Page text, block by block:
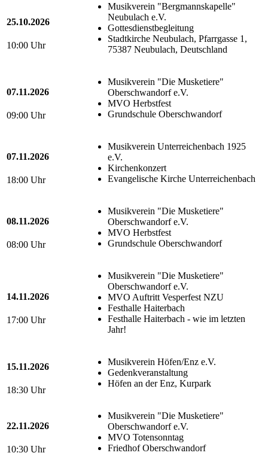
25.10.2026
10:00 Uhr
Musikverein "Bergmannskapelle"
Neubulach e.V.
Gottesdienstbegleitung
Stadtkirche Neubulach, Pfarrgasse 1,
75387 Neubulach, Deutschland
07.11.2026
09:00 Uhr
Musikverein "Die Musketiere"
Oberschwandorf e.V.
MVO Herbstfest
Grundschule Oberschwandorf
07.11.2026
18:00 Uhr
Musikverein Unterreichenbach 1925
e.V.
Kirchenkonzert
Evangelische Kirche Unterreichenbach
08.11.2026
08:00 Uhr
Musikverein "Die Musketiere"
Oberschwandorf e.V.
MVO Herbstfest
Grundschule Oberschwandorf
14.11.2026
17:00 Uhr
Musikverein "Die Musketiere"
Oberschwandorf e.V.
MVO Auftritt Vesperfest NZU
Festhalle Haiterbach
Festhalle Haiterbach - wie im letzten
Jahr!
15.11.2026
18:30 Uhr
Musikverein Höfen/Enz e.V.
Gedenkveranstaltung
Höfen an der Enz, Kurpark
22.11.2026
10:30 Uhr
Musikverein "Die Musketiere"
Oberschwandorf e.V.
MVO Totensonntag
Friedhof Oberschwandorf